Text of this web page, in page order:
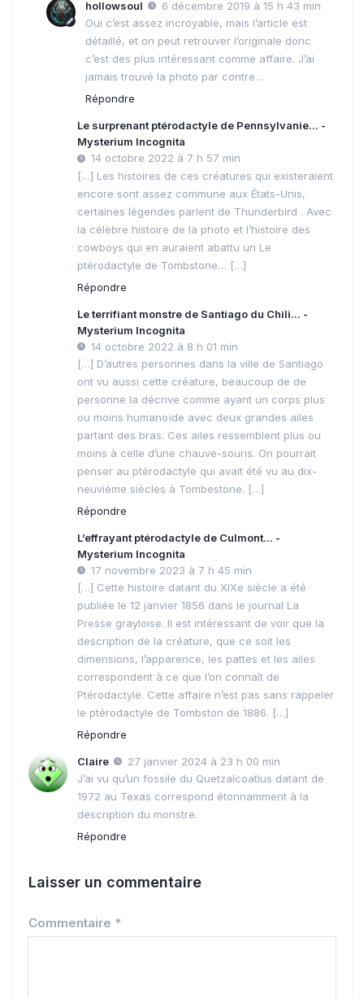
hollowsoul
6 décembre 2019 à 15 h 43 min
Oui c’est assez incroyable, mais l’article est
détaillé, et on peut retrouver l’originale donc
c’est des plus intéressant comme affaire. J’ai
jamais trouvé la photo par contre…
Répondre
Le surprenant ptérodactyle de Pennsylvanie... -
Mysterium Incognita
14 octobre 2022 à 7 h 57 min
[…] Les histoires de ces créatures qui existeraient
encore sont assez commune aux États-Unis,
certaines légendes parlent de Thunderbird . Avec
la célèbre histoire de la photo et l’histoire des
cowboys qui en auraient abattu un Le
ptérodactyle de Tombstone… […]
Répondre
Le terrifiant monstre de Santiago du Chili... -
Mysterium Incognita
14 octobre 2022 à 8 h 01 min
[…] D’autres personnes dans la ville de Santiago
ont vu aussi cette créature, beaucoup de de
personne la décrive comme ayant un corps plus
ou moins humanoïde avec deux grandes ailes
partant des bras. Ces ailes ressemblent plus ou
moins à celle d’une chauve-souris. On pourrait
penser au ptérodactyle qui avait été vu au dix-
neuvième siècles à Tombestone. […]
Répondre
L’effrayant ptérodactyle de Culmont... -
Mysterium Incognita
17 novembre 2023 à 7 h 45 min
[…] Cette histoire datant du XIXe siècle a été
publiée le 12 janvier 1856 dans le journal La
Presse grayloise. Il est intéressant de voir que la
description de la créature, que ce soit les
dimensions, l’apparence, les pattes et les ailes
correspondent à ce que l’on connaît de
Ptérodactyle. Cette affaire n’est pas sans rappeler
le ptérodactyle de Tombston de 1886. […]
Répondre
Claire
27 janvier 2024 à 23 h 00 min
J’ai vu qu’un fossile du Quetzalcoatlus datant de
1972 au Texas correspond étonnamment à la
description du monstre.
Répondre
Laisser un commentaire
Commentaire *